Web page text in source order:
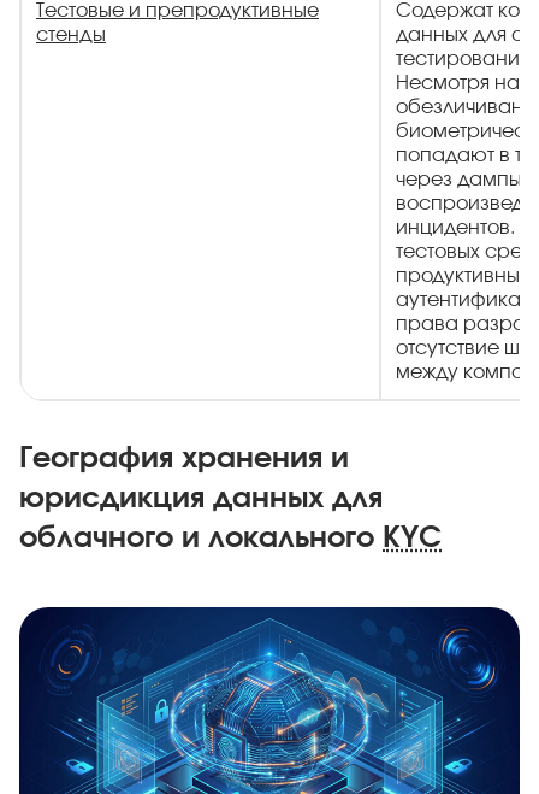
Тестовые и препродуктивные
стенды
Содержат
данных для
тестирования
Несмотря на
попадают в
через дампы
инцидентов.
тестовых
права
отсутствие
между
География хранения и
юрисдикция данных для
облачного и локального KYC